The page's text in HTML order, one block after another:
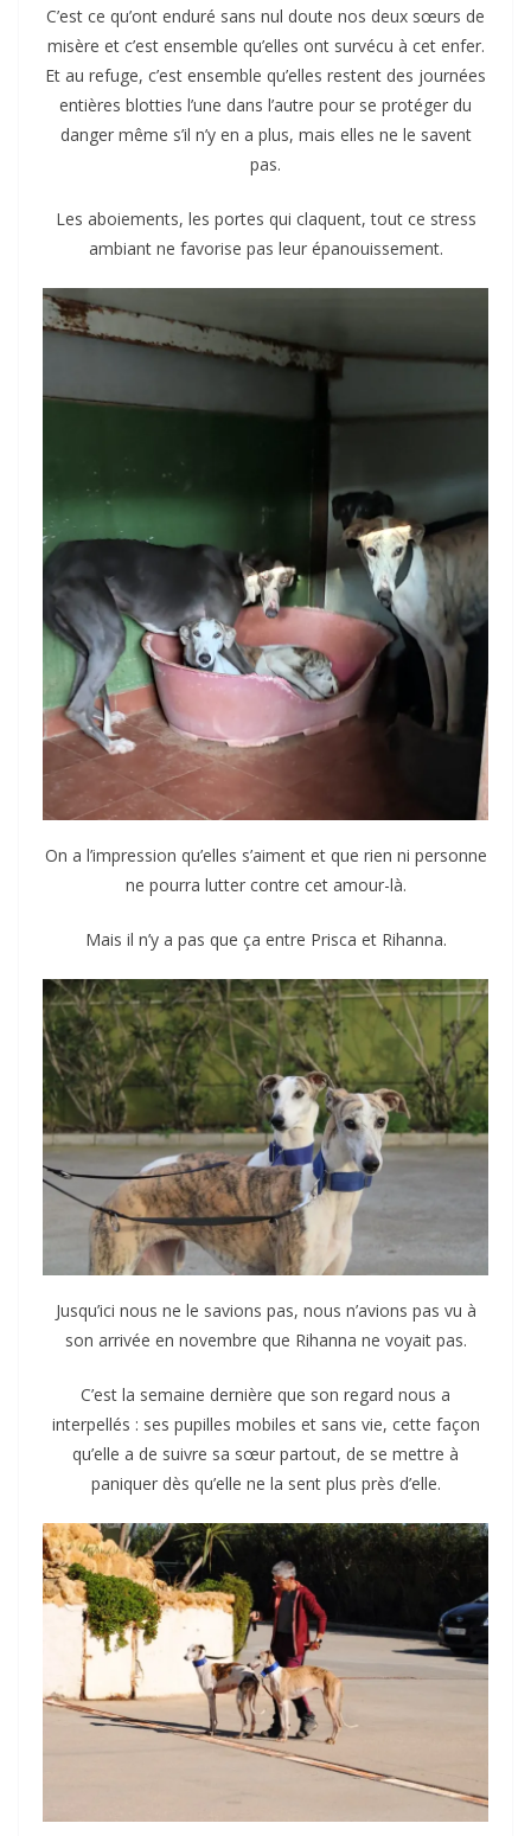
C’est ce qu’ont enduré sans nul doute nos deux sœurs de
misère et c’est ensemble qu’elles ont survécu à cet enfer.
Et au refuge, c’est ensemble qu’elles restent des journées
entières blotties l’une dans l’autre pour se protéger du
danger même s’il n’y en a plus, mais elles ne le savent
pas.
Les aboiements, les portes qui claquent, tout ce stress
ambiant ne favorise pas leur épanouissement.
On a l’impression qu’elles s’aiment et que rien ni personne
ne pourra lutter contre cet amour-là.
Mais il n’y a pas que ça entre Prisca et Rihanna.
Jusqu’ici nous ne le savions pas, nous n’avions pas vu à
son arrivée en novembre que Rihanna ne voyait pas.
C’est la semaine dernière que son regard nous a
interpellés : ses pupilles mobiles et sans vie, cette façon
qu’elle a de suivre sa sœur partout, de se mettre à
paniquer dès qu’elle ne la sent plus près d’elle.